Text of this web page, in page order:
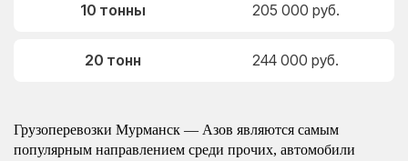
10 тонны 205 000 руб.
20 тонн 244 000 руб.
Грузоперевозки Мурманск — Азов являются самым
популярным направлением среди прочих, автомобили